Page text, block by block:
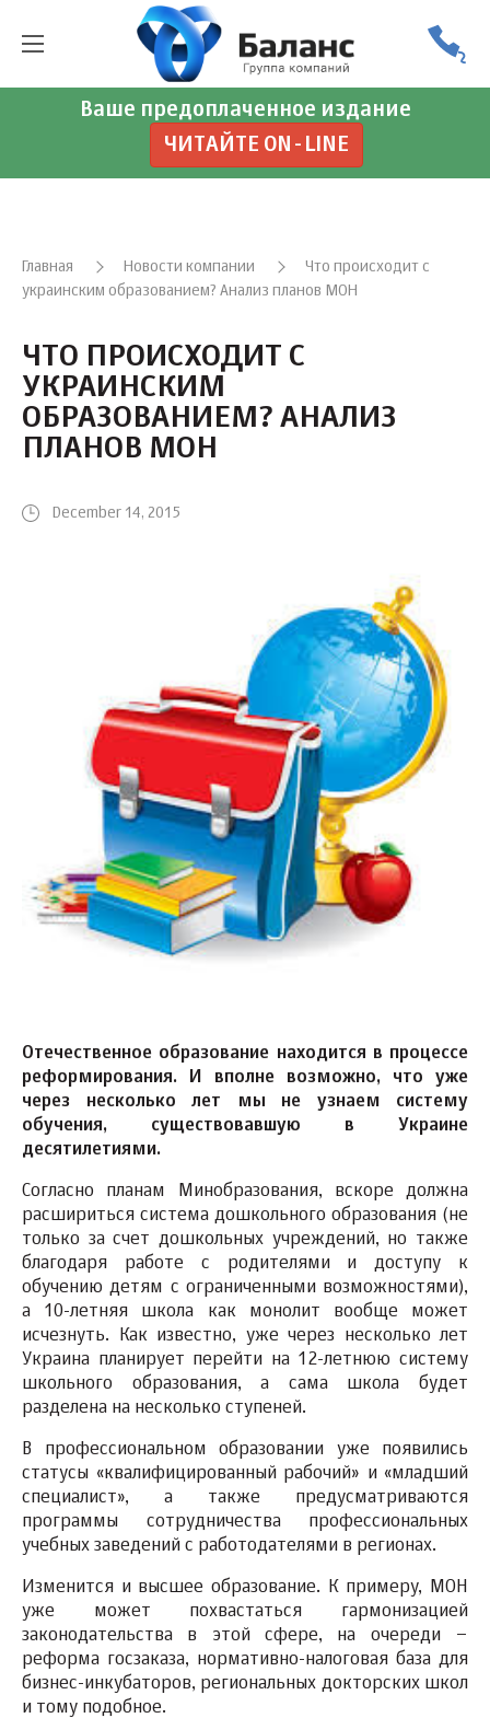
Ваше предоплаченное издание
ЧИТАЙТЕ ON-LINE
Главная Новости компании
Что происходит с
украинским образованием? Анализ планов МОН
ЧТО ПРОИСХОДИТ С
УКРАИНСКИМ
ОБРАЗОВАНИЕМ? АНАЛИЗ
ПЛАНОВ МОН
December 14, 2015
Отечественное образование находится в процессе
реформирования. И вполне возможно, что уже
через несколько лет мы не узнаем систему
обучения, существовавшую в Украине
десятилетиями.
Согласно планам Минобразования, вскоре должна
расшириться система дошкольного образования (не
только за счет дошкольных учреждений, но также
благодаря работе с родителями и доступу к
обучению детям с ограниченными возможностями),
а 10-летняя школа как монолит вообще может
исчезнуть. Как известно, уже через несколько лет
Украина планирует перейти на 12-летнюю систему
школьного образования, а сама школа будет
разделена на несколько ступеней.
В профессиональном образовании уже появились
статусы «квалифицированный рабочий» и «младший
специалист», а также предусматриваются
программы сотрудничества профессиональных
учебных заведений с работодателями в регионах.
Изменится и высшее образование. К примеру, МОН
уже может похвастаться гармонизацией
законодательства в этой сфере, на очереди –
реформа госзаказа, нормативно-налоговая база для
бизнес-инкубаторов, региональных докторских школ
и тому подобное.